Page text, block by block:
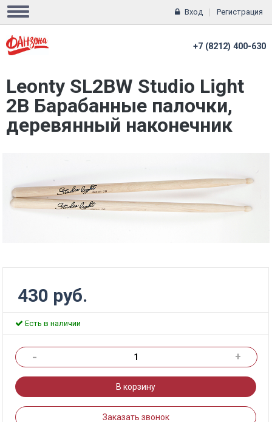
Вход Регистрация
+7 (8212) 400-630
Leonty SL2BW Studio Light
2В Барабанные палочки,
деревянный наконечник
430 руб.
Есть в наличии
- +
В корзину
Заказать звонок